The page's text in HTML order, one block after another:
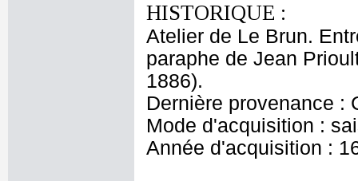
HISTORIQUE :
Atelier de Le Brun.
paraphe de Jean
1886).
Dernière provenance :
Mode d'acquisition :
Année d'acquisition :